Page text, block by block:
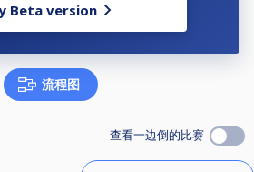
Beta version
流程图
查看一边倒的比赛